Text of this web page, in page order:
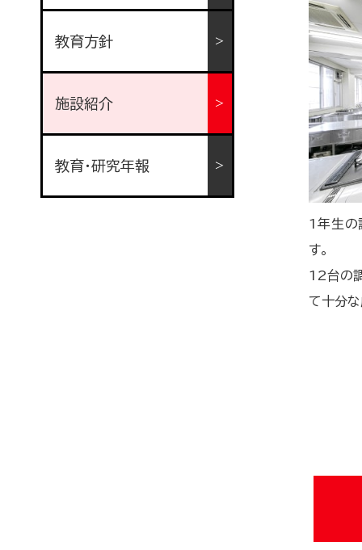
1年生の
す。
12台の
て十分
教育方針
施設紹介
教育・研究年報